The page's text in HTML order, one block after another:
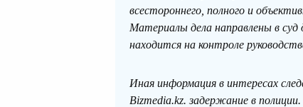
всестороннего, полного и
Материалы дела направлены в суд
находится на контроле
Иная информация в интересах
Bizmedia.kz. задержание в полиции.